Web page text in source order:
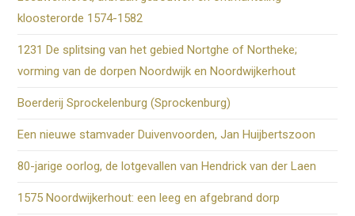
kloosterorde 1574-1582
1231 De splitsing van het gebied Nortghe of Northeke;
vorming van de dorpen Noordwijk en Noordwijkerhout
Boerderij Sprockelenburg (Sprockenburg)
Een nieuwe stamvader Duivenvoorden, Jan Huijbertszoon
80-jarige oorlog, de lotgevallen van Hendrick van der Laen
1575 Noordwijkerhout: een leeg en afgebrand dorp